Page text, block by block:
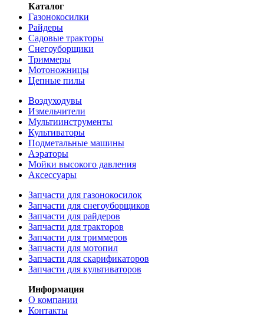
Каталог
Газонокосилки
Райдеры
Садовые тракторы
Снегоуборщики
Триммеры
Мотоножницы
Цепные пилы
Воздуходувы
Измельчители
Мультиинструменты
Культиваторы
Подметальные машины
Аэраторы
Мойки высокого давления
Аксессуары
Запчасти для газонокосилок
Запчасти для снегоуборщиков
Запчасти для райдеров
Запчасти для тракторов
Запчасти для триммеров
Запчасти для мотопил
Запчасти для скарификаторов
Запчасти для культиваторов
Информация
О компании
Контакты